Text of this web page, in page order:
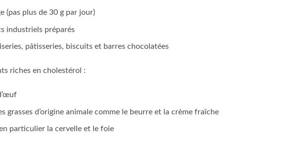
(pas plus de 30 g par jour)
industriels préparés
pâtisseries, biscuits et barres chocolatées
riches en cholestérol :
grasses d’origine animale comme le beurre et la crème fraîche
particulier la cervelle et le foie